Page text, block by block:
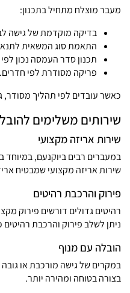
מעבר מוצלח מתחיל בתכנון:
בדיקה מוקדמת של גישה
התאמת סוג המשאית
תכנון סדר העמסה נכון
פריקה מסודרת לפי חדרים.
כאשר עובדים לפי תהליך מסודר,
שירותים משלימים
שירות אריזה מקצועי
במעברים רבים ביוקנעם, במיוחד
שירות אריזה מקצועישמבטיח
פירוק והרכבת רהיטים
רהיטים גדולים דורשים פירוק
ניתן לשלבפירוק והרכבת רהיטים
הובלה עם מנוף
במקרים של גישה מורכבת או
בצורה בטוחה ומהירה יותר.